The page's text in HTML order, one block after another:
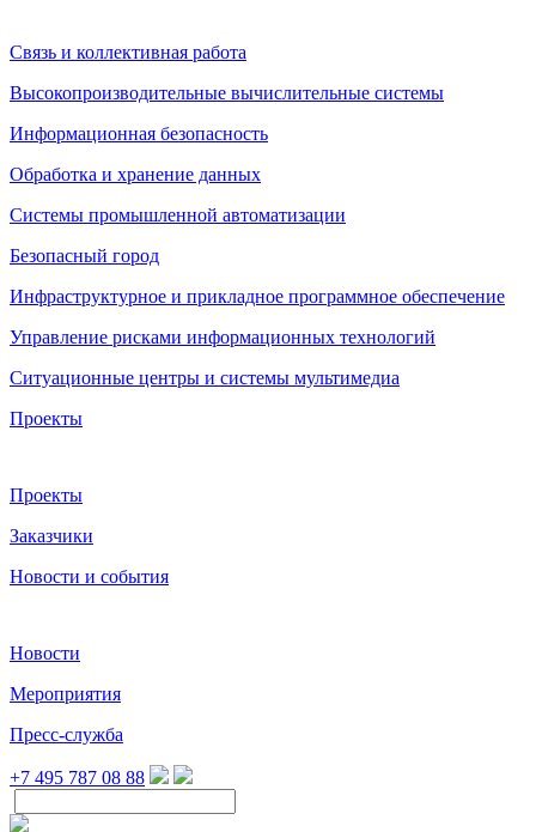
Связь и коллективная работа
Высокопроизводительные вычислительные системы
Информационная безопасность
Обработка и хранение данных
Системы промышленной автоматизации
Безопасный город
Инфраструктурное и прикладное программное обеспечение
Управление рисками информационных технологий
Ситуационные центры и системы мультимедиа
Проекты
Проекты
Заказчики
Новости и события
Новости
Мероприятия
Пресс-служба
+7 495 787 08 88